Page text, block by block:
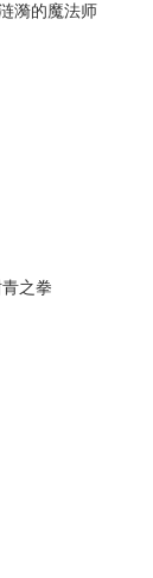
漪的魔法师
之拳